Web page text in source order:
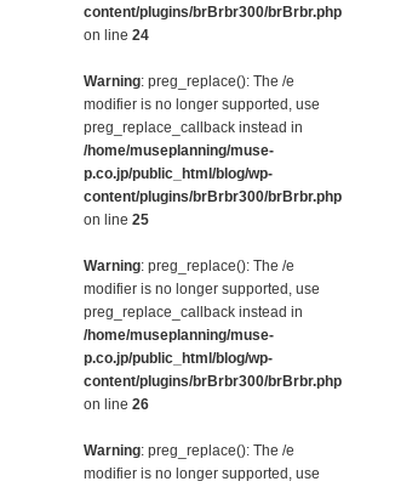
content/plugins/brBrbr300/brBrbr.php
on line 24
Warning: preg_replace(): The /e
modifier is no longer supported, use
preg_replace_callback instead in
/home/museplanning/muse-
p.co.jp/public_html/blog/wp-
content/plugins/brBrbr300/brBrbr.php
on line 25
Warning: preg_replace(): The /e
modifier is no longer supported, use
preg_replace_callback instead in
/home/museplanning/muse-
p.co.jp/public_html/blog/wp-
content/plugins/brBrbr300/brBrbr.php
on line 26
Warning: preg_replace(): The /e
modifier is no longer supported, use